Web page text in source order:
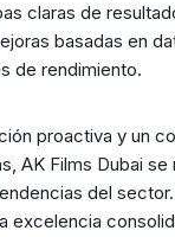
claras de
basadas en
de rendimiento.
proactiva y un
AK Films Dubai se
del
excelencia